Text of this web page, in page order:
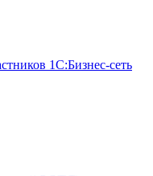
1С:Бизнес-сеть